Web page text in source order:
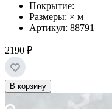
Покрытие:
Размеры: × м
Артикул: 88791
2190 ₽
В корзину